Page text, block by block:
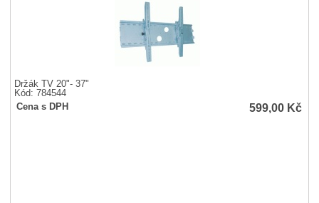
Držák TV 20"- 37"
Kód: 784544
Cena s DPH
599,00 Kč